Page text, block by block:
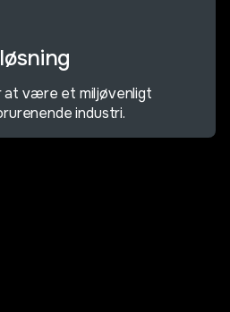
være et miljøvenligt
industri.